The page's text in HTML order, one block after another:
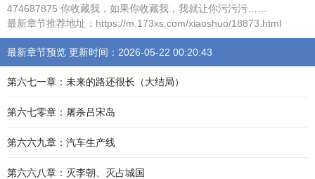
474687875 你收藏我，如果你收藏我，我就让你污污污……
最新章节推荐地址：https://m.173xs.com/xiaoshuo/18873.html
最新章节预览 更新时间：2026-05-22 00:20:43
第六七一章：未来的路还很长（大结局）
第六七零章：屠杀吕宋岛
第六六九章：汽车生产线
第六六八章：灭李朝、灭占城国